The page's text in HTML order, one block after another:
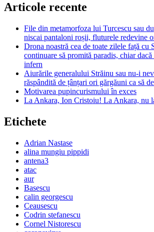
Articole recente
File din metamorfoza lui Turcescu sau
niscai pantaloni roșii, fluturele redevine
Drona noastră cea de toate zilele față cu
continuare să promită paradis, chiar
infern
Aiurările generalului Străinu sau nu-i
răspândită de țânțari ori gărgăuni ca să
Motivarea pupincurismului în exces
La Ankara, Ion Cristoiu! La Ankara, nu
Etichete
Adrian Nastase
alina mungiu pippidi
antena3
atac
aur
Basescu
calin georgescu
Ceausescu
Codrin stefanescu
Cornel Nistorescu